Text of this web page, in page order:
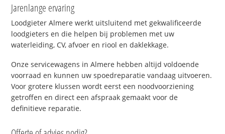
Jarenlange ervaring
Loodgieter Almere werkt uitsluitend met gekwalificeerde
loodgieters en die helpen bij problemen met uw
waterleiding, CV, afvoer en riool en daklekkage.
Onze servicewagens in Almere hebben altijd voldoende
voorraad en kunnen uw spoedreparatie vandaag uitvoeren.
Voor grotere klussen wordt eerst een noodvoorziening
getroffen en direct een afspraak gemaakt voor de
definitieve reparatie.